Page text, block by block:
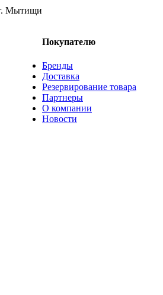
Покупателю
Бренды
Доставка
Резервирование товара
Партнеры
О компании
Новости